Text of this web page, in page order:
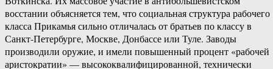
восстании объясняется тем, что социальная структура рабочего
класса Прикамья сильно отличалась от братьев по классу в
Санкт-Петербурге, Москве, Донбассе или Туле. Заводы
производили оружие, и имели повышенный процент «рабочей
аристократии» — высококвалифицированной, технически